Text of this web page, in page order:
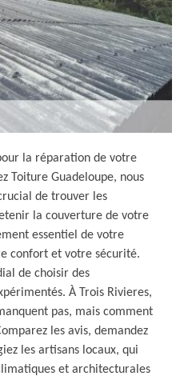
la réparation de votre
Toiture Guadeloupe, nous
de trouver les
la couverture de votre
essentiel de votre
confort et votre sécurité.
de choisir des
À Trois Rivieres,
pas, mais comment
les avis, demandez
les artisans locaux, qui
et architecturales